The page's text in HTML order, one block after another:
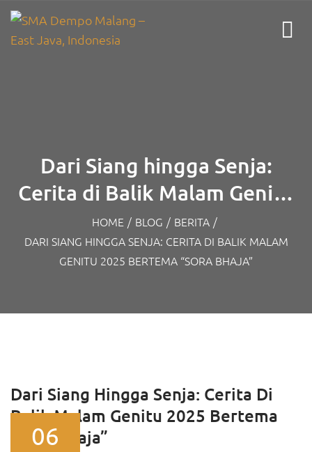
Dari Siang hingga Senja:
Cerita di Balik Malam Genitu
2025 Bertema “Sora Bhaja”
HOME / BLOG / BERITA /
DARI SIANG HINGGA SENJA: CERITA DI BALIK MALAM
GENITU 2025 BERTEMA “SORA BHAJA”
Dari Siang Hingga Senja: Cerita Di
Balik Malam Genitu 2025 Bertema
“Sora Bhaja”
06